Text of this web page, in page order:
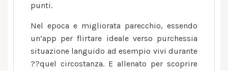
punti.
Nel epoca e migliorata parecchio, essendo
un’app per flirtare ideale verso purchessia
situazione languido ad esempio vivi durante
??quel circostanza. E allenato per scoprire